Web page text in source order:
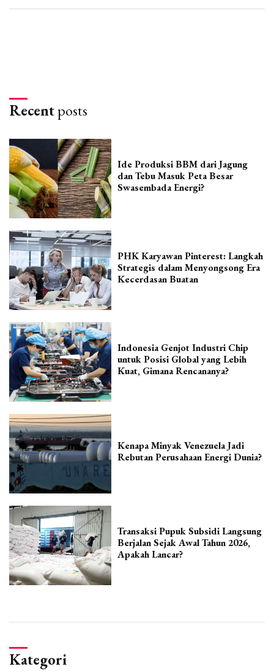
Recentposts
Ide Produksi BBM dari Jagung
dan Tebu Masuk Peta Besar
Swasembada Energi?
PHK Karyawan Pinterest: Langkah
Strategis dalam Menyongsong Era
Kecerdasan Buatan
Indonesia Genjot Industri Chip
untuk Posisi Global yang Lebih
Kuat, Gimana Rencananya?
Kenapa Minyak Venezuela Jadi
Rebutan Perusahaan Energi Dunia?
Transaksi Pupuk Subsidi Langsung
Berjalan Sejak Awal Tahun 2026,
Apakah Lancar?
Kategori